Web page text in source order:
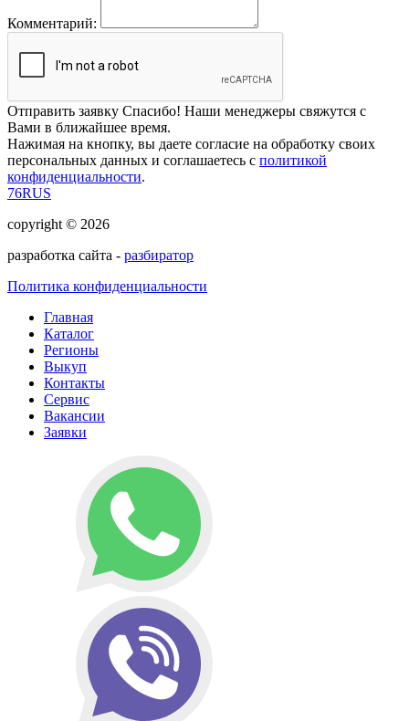
Комментарий:
Отправить заявку Спасибо! Наши менеджеры свяжутся с
Вами в ближайшее время.
Нажимая на кнопку, вы даете согласие на обработку своих
персональных данных и соглашаетесь с политикой
конфиденциальности.
76RUS
copyright © 2026
разработка сайта - разбиратор
Политика конфиденциальности
Главная
Каталог
Регионы
Выкуп
Контакты
Сервис
Вакансии
Заявки